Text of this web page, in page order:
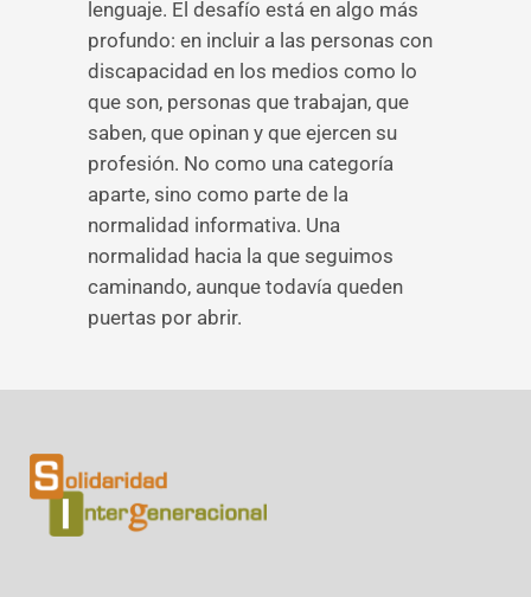
lenguaje. El desafío está en algo más
profundo: en incluir a las personas con
discapacidad en los medios como lo
que son, personas que trabajan, que
saben, que opinan y que ejercen su
profesión. No como una categoría
aparte, sino como parte de la
normalidad informativa. Una
normalidad hacia la que seguimos
caminando, aunque todavía queden
puertas por abrir.